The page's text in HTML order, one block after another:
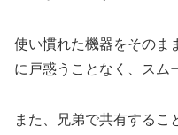
使い慣れた機器をそのま
に戸惑うことなく、スム
また、兄弟で共有するこ